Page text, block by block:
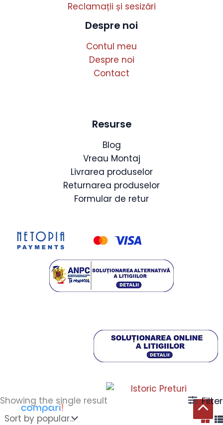
Showing the single result Filter
Reclamații și sesizări
Despre noi
Contul meu
Despre noi
Contact
Resurse
Blog
Vreau Montaj
Livrarea produselor
Returnarea produselor
Formular de retur
Scroll
to